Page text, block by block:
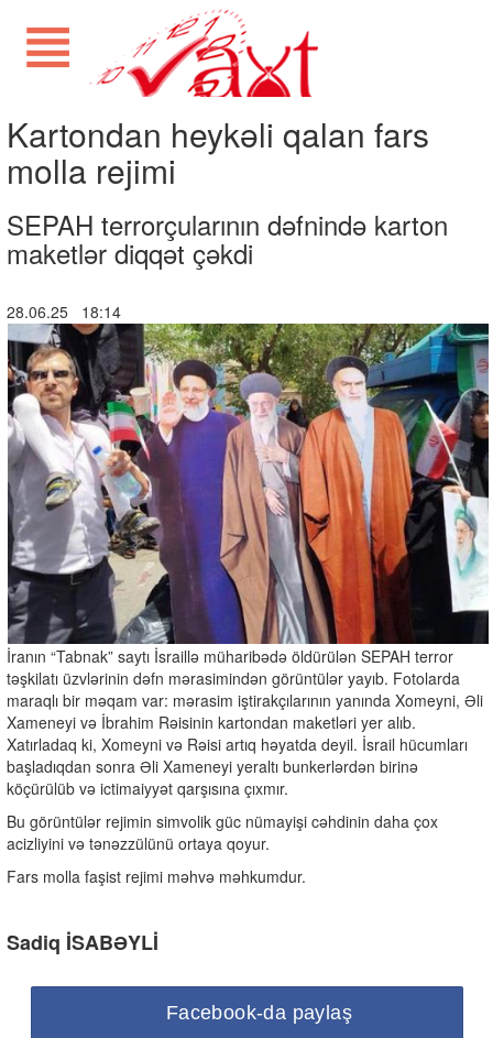
Kartondan heykəli qalan fars
molla rejimi
SEPAH terrorçularının dəfnində karton
maketlər diqqət çəkdi
28.06.25 18:14
İranın “Tabnak” saytı İsraillə müharibədə öldürülən SEPAH terror
təşkilatı üzvlərinin dəfn mərasimindən görüntülər yayıb. Fotolarda
maraqlı bir məqam var: mərasim iştirakçılarının yanında Xomeyni, Əli
Xameneyi və İbrahim Rəisinin kartondan maketləri yer alıb.
Xatırladaq ki, Xomeyni və Rəisi artıq həyatda deyil. İsrail hücumları
başladıqdan sonra Əli Xameneyi yeraltı bunkerlərdən birinə
köçürülüb və ictimaiyyət qarşısına çıxmır.
Bu görüntülər rejimin simvolik güc nümayişi cəhdinin daha çox
acizliyini və tənəzzülünü ortaya qoyur.
Fars molla faşist rejimi məhvə məhkumdur.
Sadiq İSABƏYLİ
Facebook-da paylaş